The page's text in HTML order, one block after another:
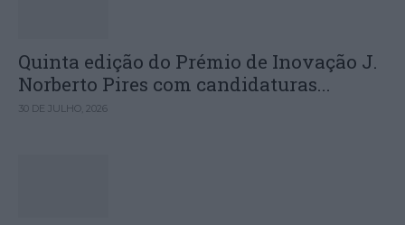
Quinta edição do Prémio de Inovação J.
Norberto Pires com candidaturas...
30 DE JULHO, 2026